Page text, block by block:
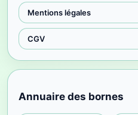
Mentions légales
CGV
Annuaire des bornes